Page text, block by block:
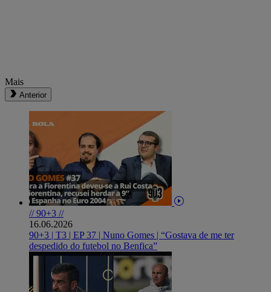
Mais
Anterior
// 90+3 //
16.06.2026
90+3 | T3 | EP 37 | Nuno Gomes | “Gostava de me ter
despedido do futebol no Benfica”